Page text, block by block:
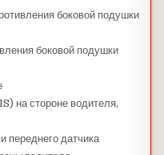
боковой подушки
боковой подушки
на стороне водителя,
переднего датчика